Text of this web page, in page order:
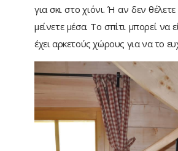
για σκι στο χιόνι. Ή αν δεν
μείνετε μέσα. Το σπίτι μπορεί να
έχει αρκετούς χώρους για να το